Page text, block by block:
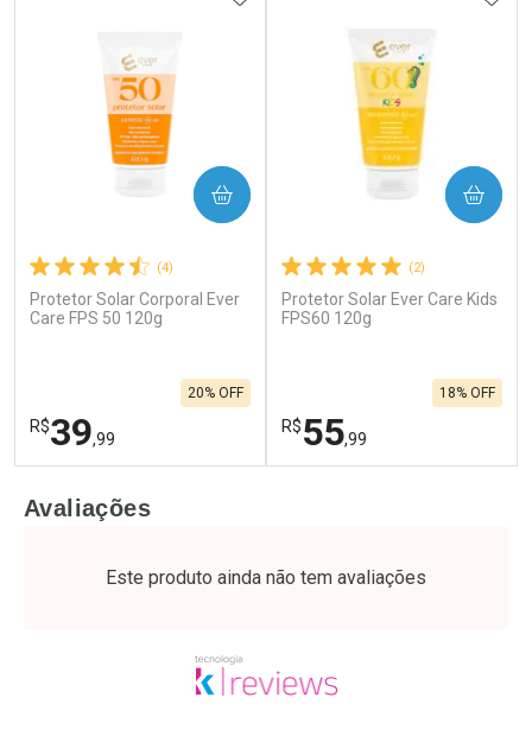
(4)
Protetor Solar Corporal Ever
Care FPS 50 120g
R$39,99
20% OFF
COMPRAR
Laboratório
Por Menos
(2)
Protetor Solar Ever Care Kids
FPS60 120g
R$55,99
18% OFF
COMPRAR
Laboratório
Por Menos
Avaliações
Este produto ainda não tem avaliações